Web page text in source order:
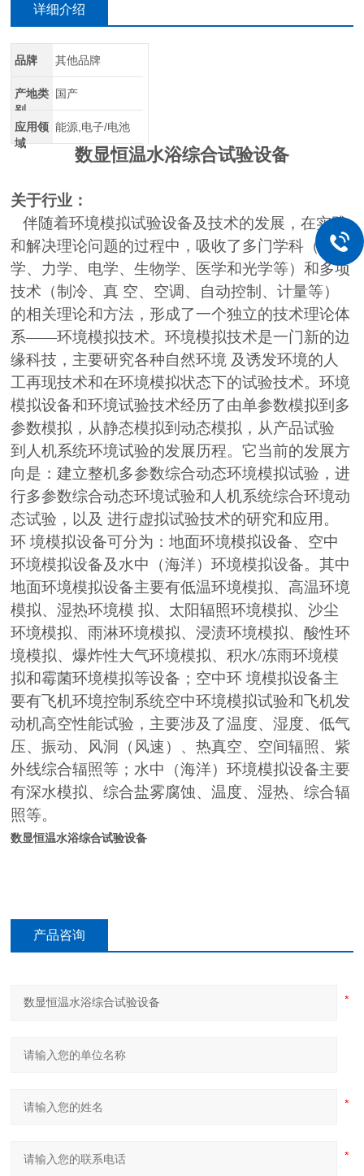
详细介绍
品牌 其他品牌
产地类
别
国产
应用领
域
能源,电子/电池
数显恒温水浴综合试验设备
关于行业：
伴随着环境模拟试验设备及技术的发展，在实践
和解决理论问题的过程中，吸收了多门学科（热
学、力学、电学、生物学、医学和光学等）和多项
技术（制冷、真 空、空调、自动控制、计量等）
的相关理论和方法，形成了一个独立的技术理论体
系——环境模拟技术。环境模拟技术是一门新的边
缘科技，主要研究各种自然环境 及诱发环境的人
工再现技术和在环境模拟状态下的试验技术。环境
模拟设备和环境试验技术经历了由单参数模拟到多
参数模拟，从静态模拟到动态模拟，从产品试验
到人机系统环境试验的发展历程。它当前的发展方
向是：建立整机多参数综合动态环境模拟试验，进
行多参数综合动态环境试验和人机系统综合环境动
态试验，以及 进行虚拟试验技术的研究和应用。
环 境模拟设备可分为：地面环境模拟设备、空中
环境模拟设备及水中（海洋）环境模拟设备。其中
地面环境模拟设备主要有低温环境模拟、高温环境
模拟、湿热环境模 拟、太阳辐照环境模拟、沙尘
环境模拟、雨淋环境模拟、浸渍环境模拟、酸性环
境模拟、爆炸性大气环境模拟、积水/冻雨环境模
拟和霉菌环境模拟等设备；空中环 境模拟设备主
要有飞机环境控制系统空中环境模拟试验和飞机发
动机高空性能试验，主要涉及了温度、湿度、低气
压、振动、风洞（风速）、热真空、空间辐照、紫
外线综合辐照等；水中（海洋）环境模拟设备主要
有深水模拟、综合盐雾腐蚀、温度、湿热、综合辐
照等。
数显恒温水浴综合试验设备
产品咨询